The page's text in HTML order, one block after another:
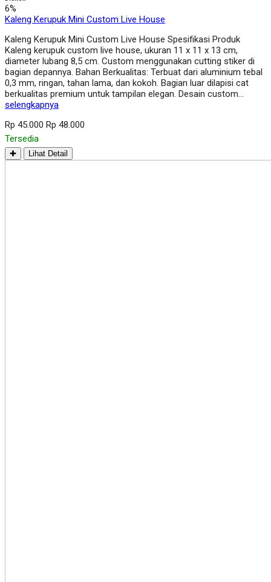
6%
Kaleng Kerupuk Mini Custom Live House
Kaleng Kerupuk Mini Custom Live House Spesifikasi Produk
Kaleng kerupuk custom live house, ukuran 11 x 11 x 13 cm,
diameter lubang 8,5 cm. Custom menggunakan cutting stiker di
bagian depannya. Bahan Berkualitas: Terbuat dari aluminium tebal
0,3 mm, ringan, tahan lama, dan kokoh. Bagian luar dilapisi cat
berkualitas premium untuk tampilan elegan. Desain custom…
selengkapnya
Rp 45.000 Rp 48.000
Tersedia
✚ Lihat Detail